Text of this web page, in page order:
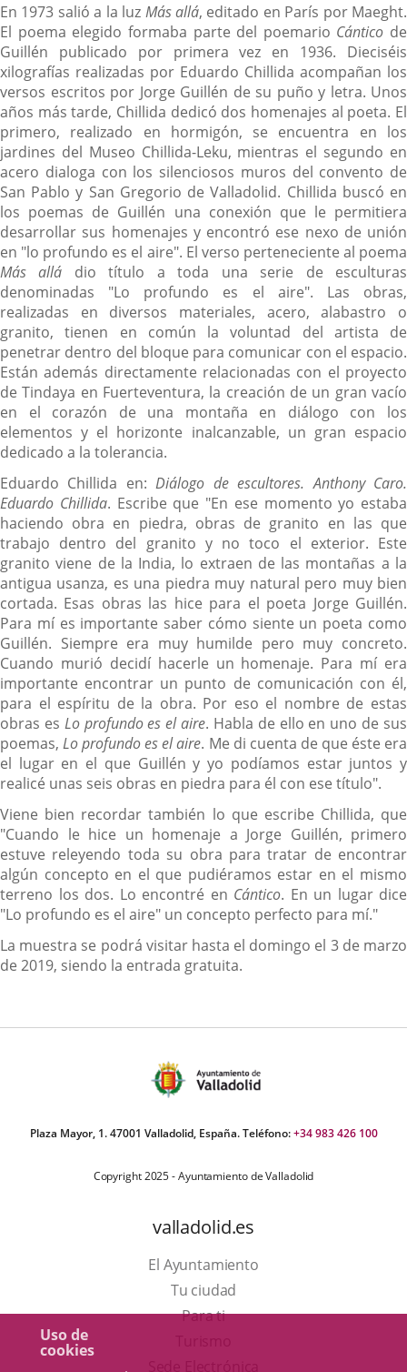
Uso de
cookies
En 1973 salió a la luz Más allá, editado en París por Maeght.
El poema elegido formaba parte del poemario Cántico de
Guillén publicado por primera vez en 1936. Dieciséis
xilografías realizadas por Eduardo Chillida acompañan los
versos escritos por Jorge Guillén de su puño y letra. Unos
años más tarde, Chillida dedicó dos homenajes al poeta. El
primero, realizado en hormigón, se encuentra en los
jardines del Museo Chillida-Leku, mientras el segundo en
acero dialoga con los silenciosos muros del convento de
San Pablo y San Gregorio de Valladolid. Chillida buscó en
los poemas de Guillén una conexión que le permitiera
desarrollar sus homenajes y encontró ese nexo de unión
en "lo profundo es el aire". El verso perteneciente al poema
Más allá dio título a toda una serie de esculturas
denominadas "Lo profundo es el aire". Las obras,
realizadas en diversos materiales, acero, alabastro o
granito, tienen en común la voluntad del artista de
penetrar dentro del bloque para comunicar con el espacio.
Están además directamente relacionadas con el proyecto
de Tindaya en Fuerteventura, la creación de un gran vacío
en el corazón de una montaña en diálogo con los
elementos y el horizonte inalcanzable, un gran espacio
dedicado a la tolerancia.
Eduardo Chillida en:Diálogo de escultores. Anthony Caro.
Eduardo Chillida. Escribe que "En ese momento yo estaba
haciendo obra en piedra, obras de granito en las que
trabajo dentro del granito y no toco el exterior. Este
granito viene de la India, lo extraen de las montañas a la
antigua usanza, es una piedra muy natural pero muy bien
cortada. Esas obras las hice para el poeta Jorge Guillén.
Para mí es importante saber cómo siente un poeta como
Guillén. Siempre era muy humilde pero muy concreto.
Cuando murió decidí hacerle un homenaje. Para mí era
importante encontrar un punto de comunicación con él,
para el espíritu de la obra. Por eso el nombre de estas
obras es Lo profundo es el aire. Habla de ello en uno de sus
poemas,Lo profundo es el aire. Me di cuenta de que éste era
el lugar en el que Guillén y yo podíamos estar juntos y
realicé unas seis obras en piedra para él con ese título".
Viene bien recordar también lo que escribe Chillida, que
"Cuando le hice un homenaje a Jorge Guillén, primero
estuve releyendo toda su obra para tratar de encontrar
algún concepto en el que pudiéramos estar en el mismo
terreno los dos. Lo encontré en Cántico. En un lugar dice
"Lo profundo es el aire" un concepto perfecto para mí."
La muestra se podrá visitar hasta el domingo el 3 de marzo
de 2019, siendo la entrada gratuita.
Plaza Mayor, 1. 47001 Valladolid, España. Teléfono:+34 983 426 100
Copyright 2025 - Ayuntamiento de Valladolid
valladolid.es
El Ayuntamiento
Tu ciudad
Para ti